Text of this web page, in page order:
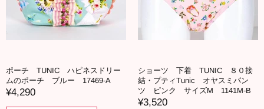
ポーチ TUNIC ハピネスドリー
ムのポーチ ブルー 17469-A
¥4,290
ショーツ 下着 TUNIC ８０接
結・プティTunic オヤスミパン
ツ ピンク サイズM 1141M-B
¥3,520